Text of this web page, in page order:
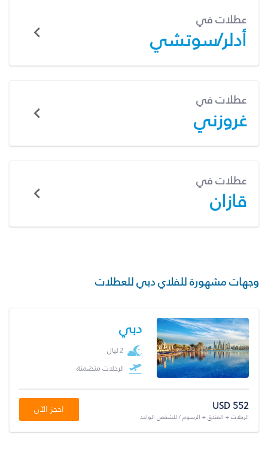
عطلات في
أدلر/سوتشي
عطلات في
غروزني
عطلات في
قازان
وجهات مشهورة للفلاي دبي للعطلات
دبي
2 ليال
الرحلات متضمنة
USD 552
الرحلات + الفندق + الرسوم / للشخص الواحد
احجز الآن